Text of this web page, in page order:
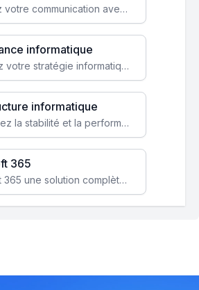
Simplifiez votre communication avec une solution VoIP flexible, économique et adaptée à vos besoins professionnels.
informatique
Optimisez votre stratégie informatique avec l'expertise de nos consultants pour améliorer votre efficacité et sécurité.
informatique
Garantissez la stabilité et la performance de votre entreprise avec une infrastructure IT sécurisée et évolutive.
365
Microsoft 365 une solution complète qui booste votre productivité, renforce la sécurité de vos données et facilite la collaboration.